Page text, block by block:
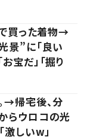
買った着物→
景”に「良い
宝だ」「掘り
→帰宅後、分
らウロコの光
激しいw」